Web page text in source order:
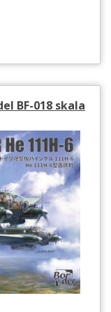
BF-018 skala